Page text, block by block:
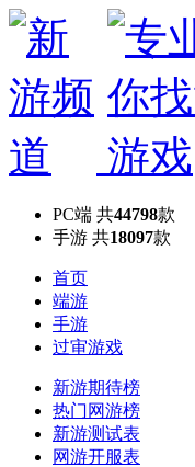
PC端 共44798款
手游 共18097款
首页
端游
手游
过审游戏
新游期待榜
热门网游榜
新游测试表
网游开服表